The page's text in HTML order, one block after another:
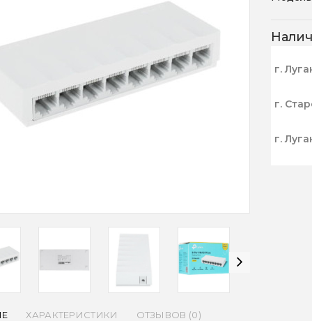
г.
г.
г.
ХАРАКТЕРИСТИКИ ОТЗЫВОВ (0)